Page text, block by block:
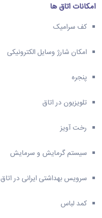
امکانات اتاق ها
کف سرامیک
امکان شارژ وسایل الکترونیکی
پنجره
تلویزیون در اتاق
رخت آویز
سیستم گرمایش و سرمایش
سرویس بهداشتی ایرانی در اتاق
کمد لباس